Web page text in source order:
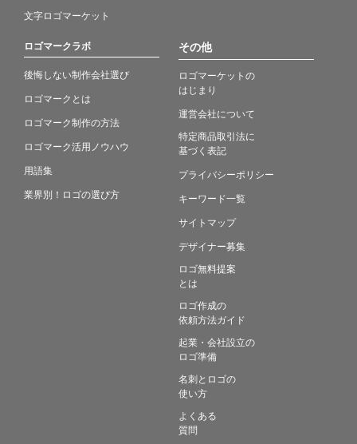
文字ロゴマーケット
ロゴマークラボ
後悔しない制作会社選び
ロゴマークとは
ロゴマーク制作の方法
ロゴマーク活用ノウハウ
用語集
業界別！ロゴの選び方
その他
ロゴマーケットの
はじまり
運営会社について
特定商品取引法に
基づく表記
プライバシーポリシー
キーワード一覧
サイトマップ
デザイナー募集
ロゴ無料提案
とは
ロゴ作成の
依頼方法ガイド
起業・会社設立の
ロゴ準備
名刺とロゴの
使い方
よくある
質問